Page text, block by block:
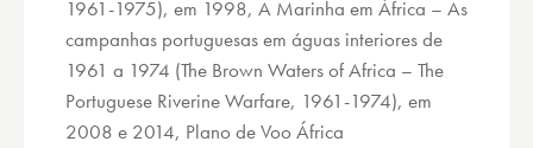
1961-1975), em 1998, A Marinha em África – As
campanhas portuguesas em águas interiores de
1961 a 1974 (The Brown Waters of Africa – The
Portuguese Riverine Warfare, 1961-1974), em
2008 e 2014, Plano de Voo África